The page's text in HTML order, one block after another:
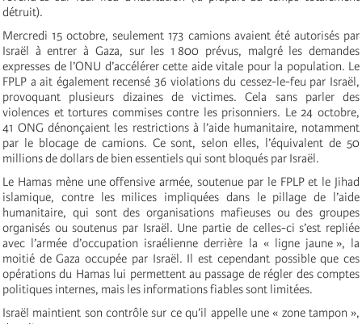
détruit).
Mercredi 15 octobre, seulement 173 camions avaient été autorisés par
Israël à entrer à Gaza, sur les 1 800 prévus, malgré les demandes
expresses de l’ONU d’accélérer cette aide vitale pour la population. Le
FPLP a ait également recensé 36 violations du cessez-le-feu par Israël,
provoquant plusieurs dizaines de victimes. Cela sans parler des
violences et tortures commises contre les prisonniers. Le 24 octobre,
41 ONG dénonçaient les restrictions à l’aide humanitaire, notamment
par le blocage de camions. Ce sont, selon elles, l’équivalent de 50
millions de dollars de bien essentiels qui sont bloqués par Israël.
Le Hamas mène une offensive armée, soutenue par le FPLP et le Jihad
islamique, contre les milices impliquées dans le pillage de l’aide
humanitaire, qui sont des organisations mafieuses ou des groupes
organisés ou soutenus par Israël. Une partie de celles-ci s’est repliée
avec l’armée d’occupation israélienne derrière la « ligne jaune », la
moitié de Gaza occupée par Israël. Il est cependant possible que ces
opérations du Hamas lui permettent au passage de régler des comptes
politiques internes, mais les informations fiables sont limitées.
Israël maintient son contrôle sur ce qu’il appelle une « zone tampon »,